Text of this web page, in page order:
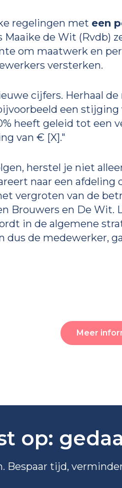
regelingen met een
Maaike de Wit (Rvdb)
om maatwerk en
versterken.
cijfers. Herhaal
een
heeft geleid tot een
van € [X]."
herstel je niet
naar een afdeling
vergroten van de
Brouwers en De
in de algemene
dus de medewerker,
Meer
op:
Bespaar tijd,